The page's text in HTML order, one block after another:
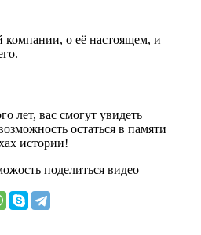
о её настоящем, и
лет, вас смогут увидеть
остаться в памяти
истории!
поделиться видео